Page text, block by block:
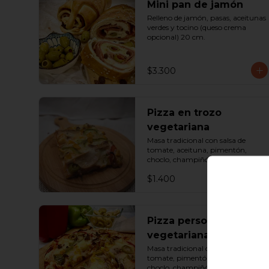
Mini pan de jamón
Relleno de jamón, pasas, aceitunas
verdes y tocino (queso crema
opcional) 20 cm.
$3.300
Pizza en trozo
vegetariana
Masa tradicional con salsa de
tomate, aceituna, pimentón,
choclo, champiñón y queso.
$1.400
Pizza personal
vegetariana
Masa tradicional con salsa de
tomate, pimentón, aceituna,